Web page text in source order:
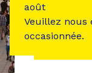
août
Veuillez nous
occasionnée.